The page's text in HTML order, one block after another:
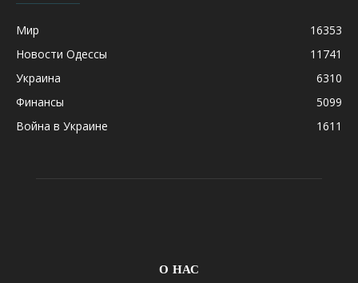
Мир
16353
Новости Одессы
11741
Украина
6310
Финансы
5099
Война в Украине
1611
О НАС